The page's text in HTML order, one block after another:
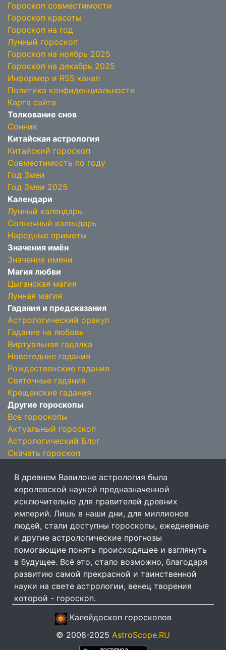
Гороскоп совместимости
Гороскоп красоты
Гороскоп на год
Лунный гороскоп
Гороскоп на ноябрь 2025
Гороскоп на декабрь 2025
Информер и RSS канал
Политика конфиденциальности
Карта сайта
Толкование снов
Сонник
Китайская астрология
Китайский гороскоп
Совместимость по году
Год Змеи
Год Змеи 2025
Календари
Лунный календарь
Солнечный календарь
Народные приметы
Значения имён
Значение имени
Магия любви
Цыганская магия
Лунная магия
Гадания и предсказания
Астрологический оракул
Гадание на любовь
Виртуальная гадалка
Новогодние гадания
Рождественские гадания
Святочные гадания
Крещенские гадания
Другие гороскопы
Все гороскопы
Актуальный гороскоп
Астрологический Блог
Скачать гороскоп
В древнем Вавилоне астрология была
королевской наукой предназначенной
исключительно для правителей древних
империй. Лишь в наши дни, для миллионов
людей, стали доступны гороскопы, ежедневные
и другие астрологические прогнозы
помогающие понять происходящее и взглянуть
в будущее. Всё это, стало возможно, благодаря
развитию самой прекрасной и таинственной
науки на свете астрологии, венец творения
которой - гороскоп.
Калейдоскоп гороскопов
© 2008-2025 AstroScope.RU